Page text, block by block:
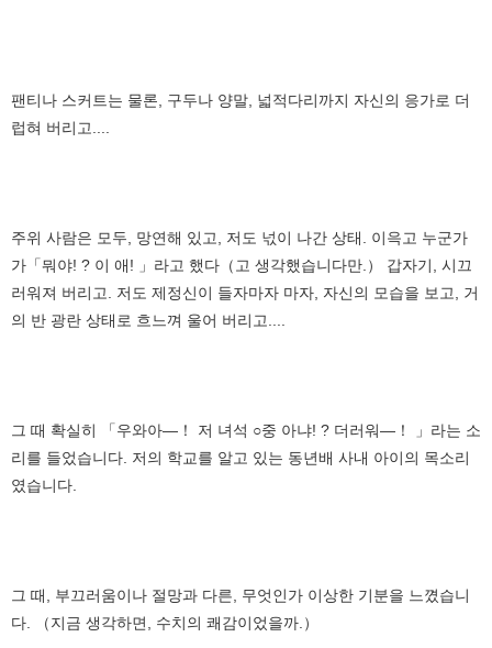
팬티나 스커트는 물론, 구두나 양말, 넓적다리까지 자신의 응가로 더
럽혀 버리고....
주위 사람은 모두, 망연해 있고, 저도 넋이 나간 상태. 이윽고 누군가
가「뭐야! ? 이 애! 」라고 했다（고 생각했습니다만.） 갑자기, 시끄
러워져 버리고. 저도 제정신이 들자마자 마자, 자신의 모습을 보고, 거
의 반 광란 상태로 흐느껴 울어 버리고....
그 때 확실히 「우와아―！ 저 녀석 ○중 아냐! ? 더러워―！ 」라는 소
리를 들었습니다. 저의 학교를 알고 있는 동년배 사내 아이의 목소리
였습니다.
그 때, 부끄러움이나 절망과 다른, 무엇인가 이상한 기분을 느꼈습니
다. （지금 생각하면, 수치의 쾌감이었을까.）